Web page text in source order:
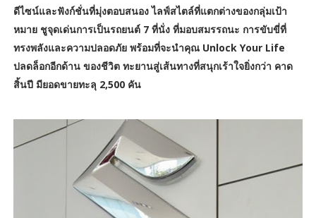
ดีไซน์และฟังก์ชั่นที่มุ่งตอบสนอง ไลฟ์สไตล์ที่แตกต่างของกลุ่มเป้า
หมาย ชูจุดเด่นการเป็นรถยนต์ 7 ที่นั่ง ที่มอบสมรรถนะ การขับขี่ที่
ทรงพลังและความปลอดภัย พร้อมที่จะนำคุณ Unlock Your Life
ปลดล็อกอีกด้าน ของชีวิต ทะยานสู่เส้นทางที่สนุกเร้าใจยิ่งกว่า คาด
สิ้นปี มียอดขายทะลุ 2,500 คัน